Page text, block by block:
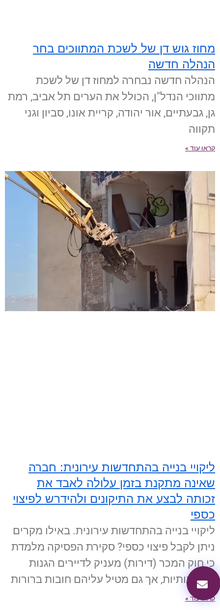
מחוז גוש דן של לשכת המתווכים בחר
הנהלה חדשה
הנהלה חדשה נבחרה למחוז דן של לשכת
מתווכי הנדל"ן, הכולל את הערים תל אביב, רמת
גן, גבעתיים, אור יהודה, קריית אונו, סביון וגני
תקווה
קראו עוד »
ליקויי בנייה בהתחדשות עירונית: חברה
שאינה מתקנת בזמן עלולה לאבד את
זכותה לבצע את התיקונים ולהידרש לפיצוי
כספי
ליקויי בנייה בהתחדשות עירונית. באילו מקרים
ניתן לקבל פיצוי כספי? סקירת הפסיקה מלמדת
כי חוק המכר (דירות) מעניק לדיירים הגנות
משמעותיות, אך גם מטיל עליהם חובות ברורות
קראו עוד »